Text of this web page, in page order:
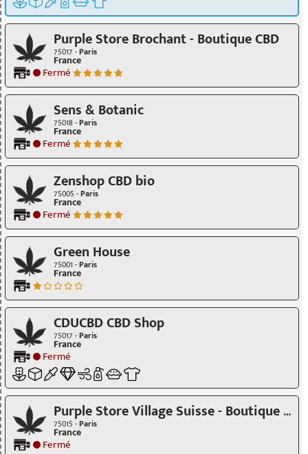
Purple Store Brochant - Boutique CBD
75017 -Paris
France
Fermé
Sens & Botanic
75018 -Paris
France
Fermé
Zenshop CBD bio
75005 -Paris
France
Fermé
Green House
75001 -Paris
France
CDUCBD CBD Shop
75017 -Paris
France
Fermé
Purple Store Village Suisse - Boutique CBD
75015 -Paris
France
Fermé